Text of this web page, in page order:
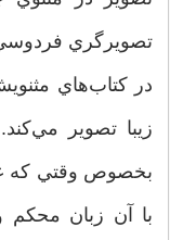
تصويرگري
در کتاب‌هاي
زيبا تصوير
بخصوص وقتي که
با آن زبان محکم